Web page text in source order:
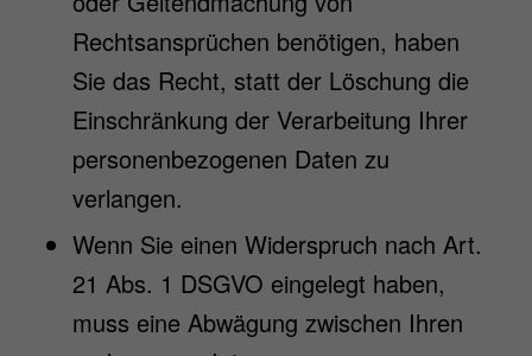
Rechtsansprüchen benötigen, haben
Sie das Recht, statt der Löschung die
Einschränkung der Verarbeitung Ihrer
personenbezogenen Daten zu
verlangen.
Wenn Sie einen Widerspruch nach Art.
21 Abs. 1 DSGVO eingelegt haben,
muss eine Abwägung zwischen Ihren